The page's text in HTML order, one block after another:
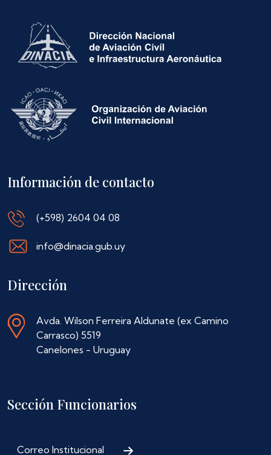
Información de contacto
(+598) 2604 04 08
info@dinacia.gub.uy
Dirección
Avda. Wilson Ferreira Aldunate (ex Camino
Carrasco) 5519
Canelones - Uruguay
Sección Funcionarios
Correo Institucional